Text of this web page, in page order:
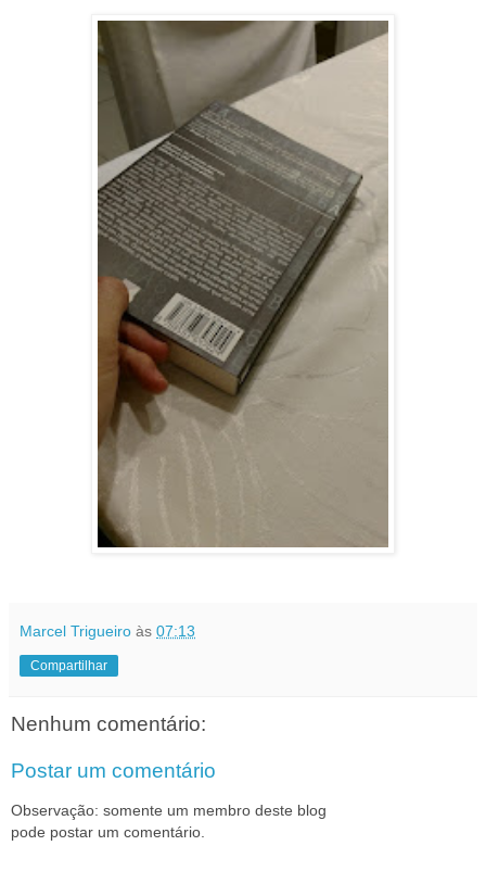
Marcel Trigueiro às 07:13
Compartilhar
Nenhum comentário:
Postar um comentário
Observação: somente um membro deste blog
pode postar um comentário.